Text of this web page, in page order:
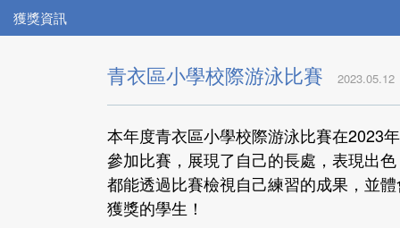
獲獎資訊
青衣區小學校際游泳比賽 2023.05.12
本年度青衣區小學校際游泳比賽在2023
參加比賽，展現了自己的長處，表現出
都能透過比賽檢視自己練習的成果，並
獲獎的學生！